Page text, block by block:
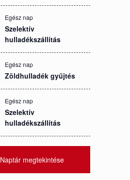
Egész nap
Szelektív
hulladékszállítás
Egész nap
Zöldhulladék gyűjtés
Egész nap
Szelektív
hulladékszállítás
Naptár megtekintése